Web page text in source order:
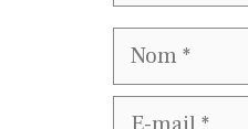
Nom
E-